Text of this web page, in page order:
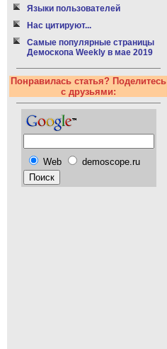
Языки пользователей
Нас цитируют...
Самые популярные страницы
Демоскопа Weekly в мае 2019
Понравилась статья? Поделитесь
с друзьями:
Web demoscope.ru